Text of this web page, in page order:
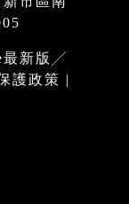
最新版╱
護政策 |